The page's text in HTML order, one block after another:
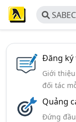
Thương
Đăng ký
Giới
đối tác
Quảng
Đứng